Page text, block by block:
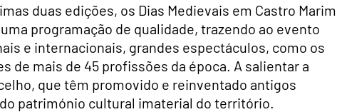
duas edições, os Dias Medievais em Castro
programação de qualidade, trazendo ao evento
e internacionais, grandes espectáculos, como os
de mais de 45 profissões da época. A salientar a
que têm promovido e reinventado antigos
património cultural imaterial do território.